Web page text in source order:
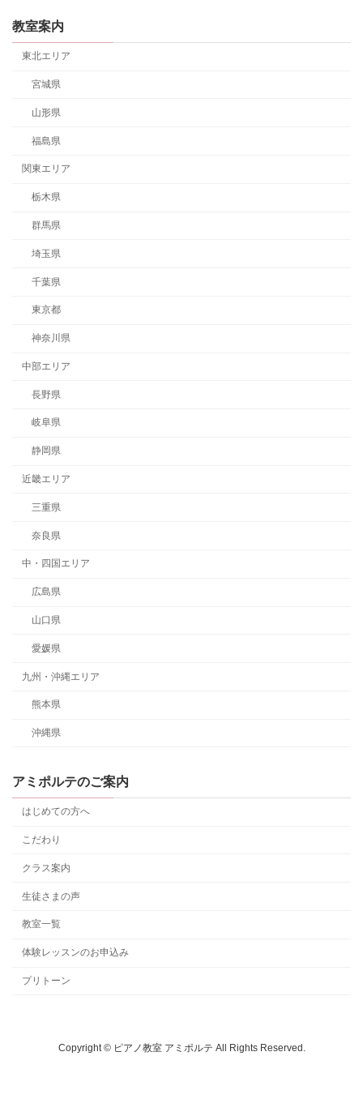
教室案内
東北エリア
宮城県
山形県
福島県
関東エリア
栃木県
群馬県
埼玉県
千葉県
東京都
神奈川県
中部エリア
長野県
岐阜県
静岡県
近畿エリア
三重県
奈良県
中・四国エリア
広島県
山口県
愛媛県
九州・沖縄エリア
熊本県
沖縄県
アミポルテのご案内
はじめての方へ
こだわり
クラス案内
生徒さまの声
教室一覧
体験レッスンのお申込み
プリトーン
Copyright © ピアノ教室 アミポルテ All Rights Reserved.